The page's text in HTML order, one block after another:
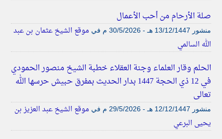
صلة الأرحام من أحب الأعمال
منشور في موقع الشيخ عثمان بن عبد
الله السالمي
الحلم وقار العلماء وجنة العقلاء خطبة الشيخ منصور الحمودي
في 12 ذي الحجة 1447 بدار الحديث بمفرق حبيش حرسها الله
تعالى
منشور في موقع الشيخ عبد العزيز بن
يحيى البرعي